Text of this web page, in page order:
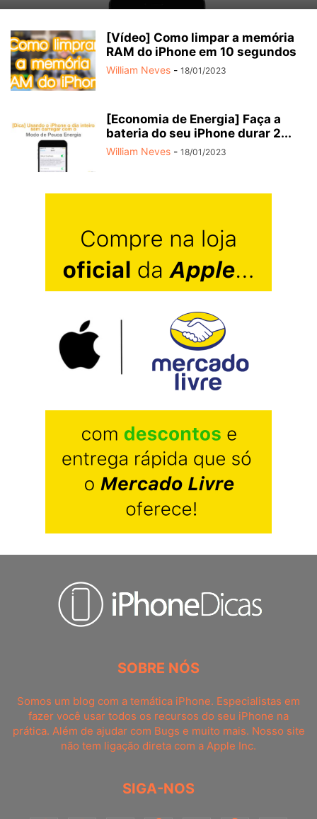
[Vídeo] Como limpar a memória
RAM do iPhone em 10 segundos
William Neves - 18/01/2023
[Economia de Energia] Faça a
bateria do seu iPhone durar 2...
William Neves - 18/01/2023
SOBRE NÓS
Somos um blog com a temática iPhone. Especialistas em
fazer você usar todos os recursos do seu iPhone na
prática. Além de ajudar com Bugs e muito mais. Nosso site
não tem ligação direta com a Apple Inc.
SIGA-NOS